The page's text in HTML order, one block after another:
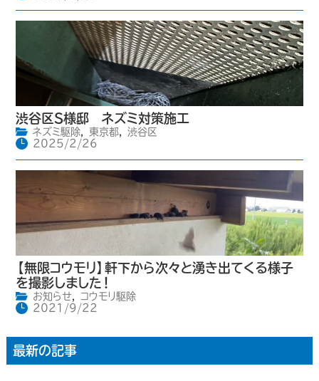
渋谷区S様邸 ネズミ対策施工
ネズミ駆除, 東京都,
渋谷区
2025/2/26
【無限コウモリ】軒下から次々と湧き出てくる様子
を撮影しました！
お知らせ,
コウモリ駆除
2021/9/22
最新の記事